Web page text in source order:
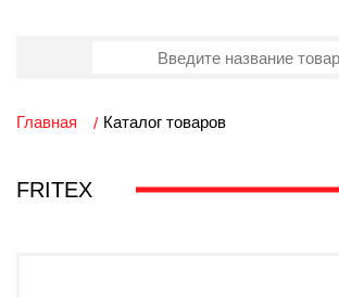
Главная Каталог товаров
FRITEX